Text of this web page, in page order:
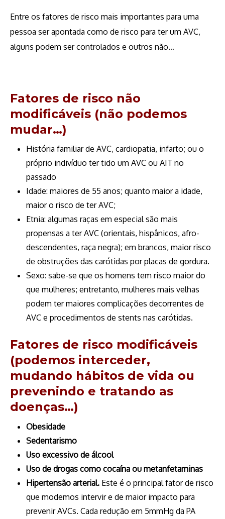
Entre os fatores de risco mais importantes para uma
pessoa ser apontada como de risco para ter um AVC,
alguns podem ser controlados e outros não…
Fatores de risco não
modificáveis (não podemos
mudar…)
História familiar de AVC, cardiopatia, infarto; ou o
próprio indivíduo ter tido um AVC ou AIT no
passado
Idade: maiores de 55 anos; quanto maior a idade,
maior o risco de ter AVC;
Etnia: algumas raças em especial são mais
propensas a ter AVC (orientais, hispânicos, afro-
descendentes, raça negra); em brancos, maior risco
de obstruções das carótidas por placas de gordura.
Sexo: sabe-se que os homens tem risco maior do
que mulheres; entretanto, mulheres mais velhas
podem ter maiores complicações decorrentes de
AVC e procedimentos de stents nas carótidas.
Fatores de risco modificáveis
(podemos interceder,
mudando hábitos de vida ou
prevenindo e tratando as
doenças…)
Obesidade
Sedentarismo
Uso excessivo de álcool
Uso de drogas como cocaína ou metanfetaminas
Hipertensão arterial. Este é o principal fator de risco
que modemos intervir e de maior impacto para
prevenir AVCs. Cada redução em 5mmHg da PA